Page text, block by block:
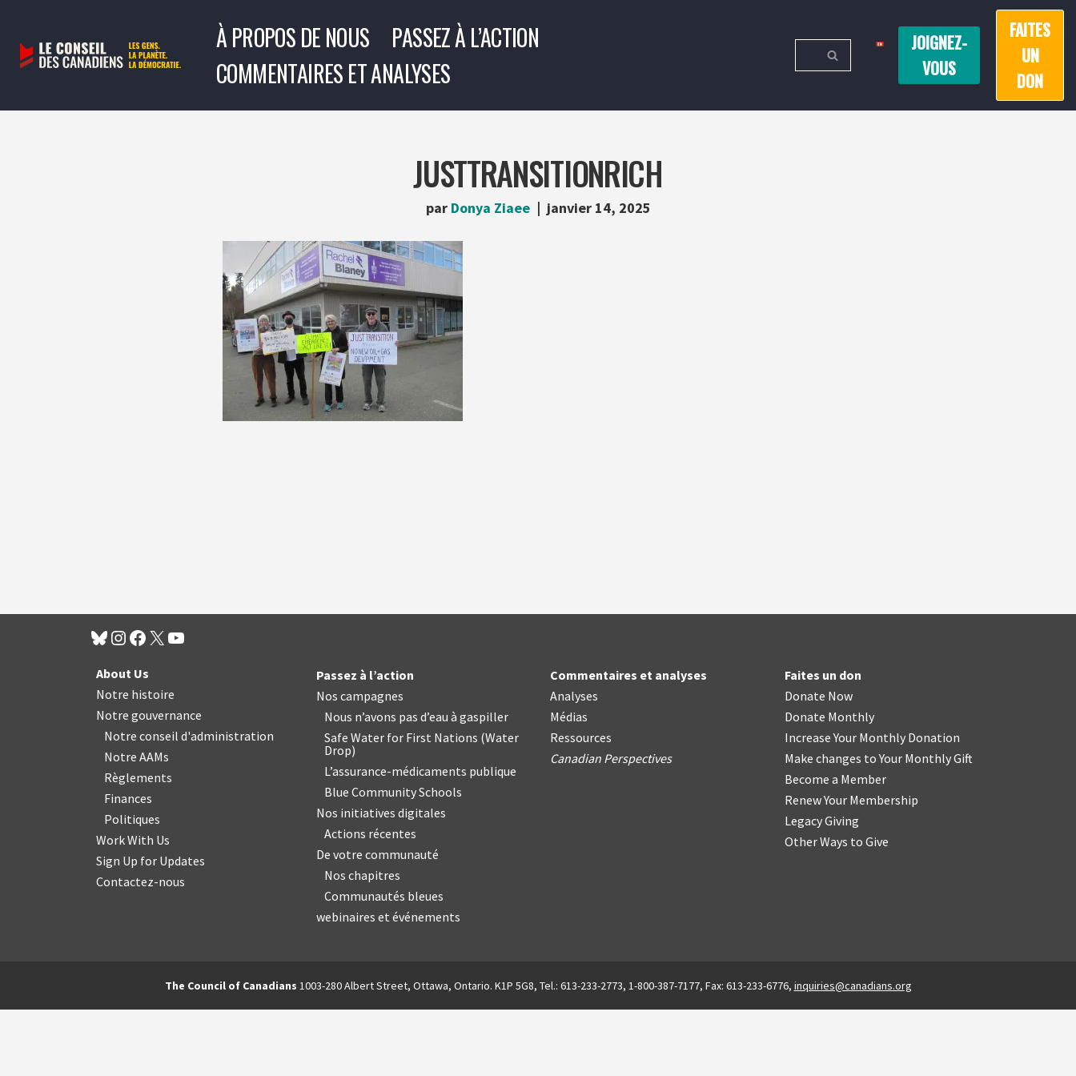
Aller
au
À PROPOS DE NOUS
PASSEZ À L’ACTION
COMMENTAIRES ET ANALYSES
JOIGNEZ-
VOUS
FAITES
UN
DON
JUSTTRANSITIONRICH
par Donya Ziaee janvier 14, 2025
About Us
Notre histoire
Notre gouvernance
Notre conseil d'administration
Notre AAMs
Règlements
Finances
Politiques
Work With Us
Sign Up for Updates
Contactez-nous
Passez à l’action
Nos campagnes
Nous n’avons pas d’eau à gaspiller
Safe Water for First Nations (Water
Drop)
L’assurance-médicaments publique
Blue Community Schools
Nos initiatives digitales
Actions récentes
De votre communauté
Nos chapitres
Communautés bleues
webinaires et événements
Commentaires et analyses
Analyses
Médias
Ressources
Canadian Perspectives
Faites un don
Donate Now
Donate Monthly
Increase Your Monthly Donation
Make changes to Your Monthly Gift
Become a Member
Renew Your Membership
Legacy Giving
Other Ways to Give
The Council of Canadians 1003-280 Albert Street, Ottawa, Ontario. K1P 5G8, Tel.: 613-233-2773, 1-800-387-7177, Fax: 613-233-6776, inquiries@canadians.org